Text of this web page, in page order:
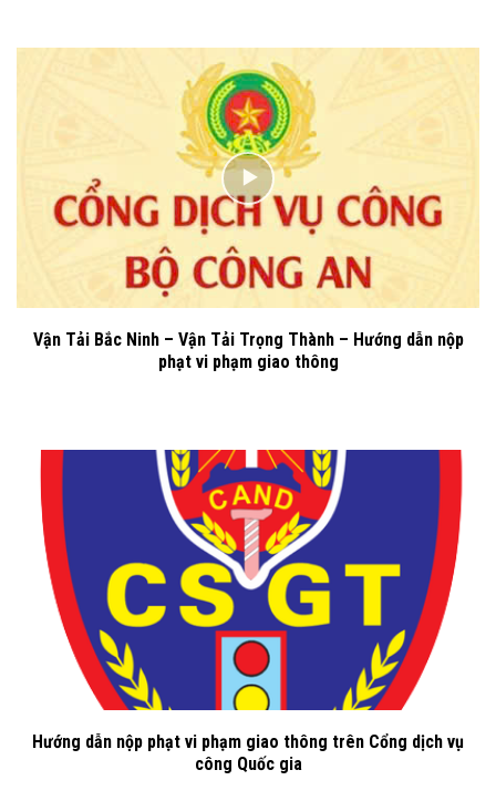
Vận Tải Bắc Ninh – Vận Tải Trọng Thành – Hướng dẫn nộp
phạt vi phạm giao thông
Hướng dẫn nộp phạt vi phạm giao thông trên Cổng dịch vụ
công Quốc gia